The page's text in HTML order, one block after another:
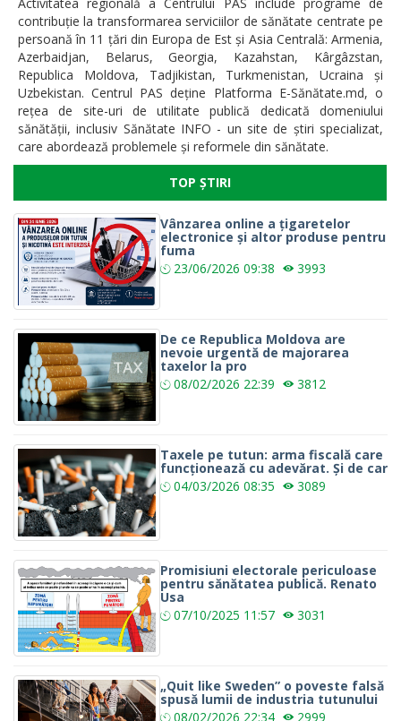
contribuție la transformarea serviciilor de sănătate centrate pe
persoană în 11 țări din Europa de Est și Asia Centrală: Armenia,
Azerbaidjan, Belarus, Georgia, Kazahstan, Kârgâzstan,
Republica Moldova, Tadjikistan, Turkmenistan, Ucraina și
Uzbekistan. Centrul PAS deține Platforma E-Sănătate.md, o
rețea de site-uri de utilitate publică dedicată domeniului
sănătății, inclusiv Sănătate INFO - un site de știri specializat,
care abordează problemele și reformele din sănătate.
TOP ȘTIRI
Vânzarea online a țigaretelor
electronice și altor produse pentru
fuma
23/06/2026 09:38 3993
De ce Republica Moldova are
nevoie urgentă de majorarea
taxelor la pro
08/02/2026 22:39 3812
Taxele pe tutun: arma fiscală care
funcționează cu adevărat. Și de car
04/03/2026 08:35 3089
Promisiuni electorale periculoase
pentru sănătatea publică. Renato
Usa
07/10/2025 11:57 3031
„Quit like Sweden” o poveste falsă
spusă lumii de industria tutunului
08/02/2026 22:34 2999